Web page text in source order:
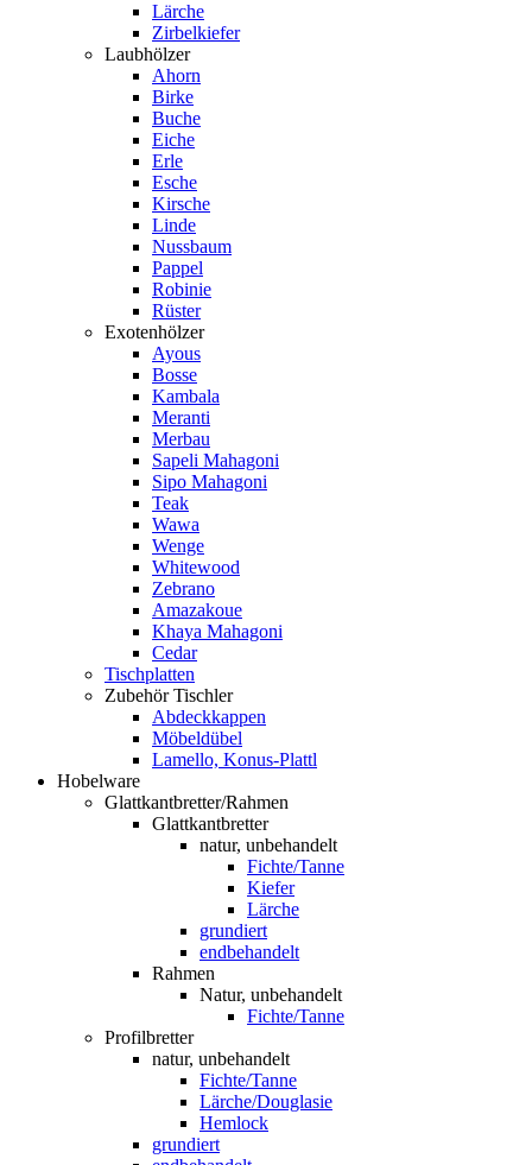
Lärche
Zirbelkiefer
Laubhölzer
Ahorn
Birke
Buche
Eiche
Erle
Esche
Kirsche
Linde
Nussbaum
Pappel
Robinie
Rüster
Exotenhölzer
Ayous
Bosse
Kambala
Meranti
Merbau
Sapeli Mahagoni
Sipo Mahagoni
Teak
Wawa
Wenge
Whitewood
Zebrano
Amazakoue
Khaya Mahagoni
Cedar
Tischplatten
Zubehör Tischler
Abdeckkappen
Möbeldübel
Lamello, Konus-Plattl
Hobelware
Glattkantbretter/Rahmen
Glattkantbretter
natur, unbehandelt
Fichte/Tanne
Kiefer
Lärche
grundiert
endbehandelt
Rahmen
Natur, unbehandelt
Fichte/Tanne
Profilbretter
natur, unbehandelt
Fichte/Tanne
Lärche/Douglasie
Hemlock
grundiert